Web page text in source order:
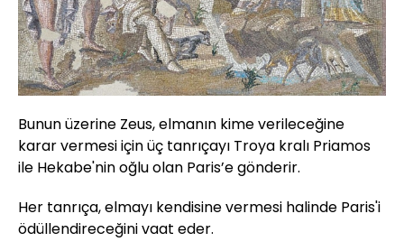
Bunun üzerine Zeus, elmanın kime verileceğine
karar vermesi için üç tanrıçayı Troya kralı Priamos
ile Hekabe'nin oğlu olan Paris’e gönderir.
Her tanrıça, elmayı kendisine vermesi halinde Paris'i
ödüllendireceğini vaat eder.